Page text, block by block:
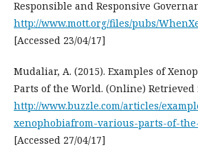
Responsible and Responsive
http://www.mott.org/files/pubs/
[Accessed 23/04/17]
Mudaliar, A. (2015). Examples of
Parts of the World. (Online) Retrieved
http://www.buzzle.com/articles/
xenophobiafrom-various-parts-of-
[Accessed 27/04/17]